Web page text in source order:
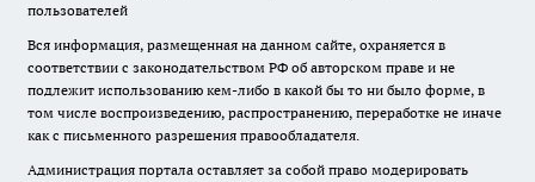
пользователей
Вся информация, размещенная на данном сайте, охраняется в
соответствии с законодательством РФ об авторском праве и не
подлежит использованию кем-либо в какой бы то ни было форме, в
том числе воспроизведению, распространению, переработке не иначе
как с письменного разрешения правообладателя.
Администрация портала оставляет за собой право модерировать